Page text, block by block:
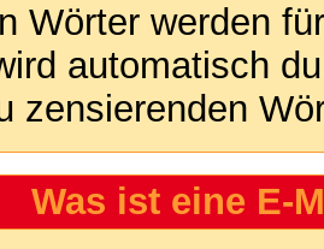
Wörter werden
automatisch
zensierenden
Was ist eine E-